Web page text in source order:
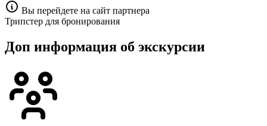
Вы перейдете на сайт партнера
Трипстер для бронирования
Доп информация об экскурсии